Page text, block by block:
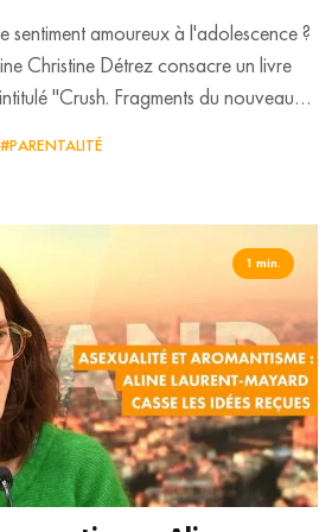
sentiment amoureux à l'adolescence ?
Christine Détrez consacre un livre
"Crush. Fragments du nouveau
l'invitée d'Emmanuel Davidenkoff
dans son "Antisèche".
récré", Cécile nous fait découvrir
écoute" à la Cité de la mer à
les portes de la "Librairie" pour
libraire jeunesse a sélectionné
démarrer le week-end.
#PARENTALITÉ
1 min.